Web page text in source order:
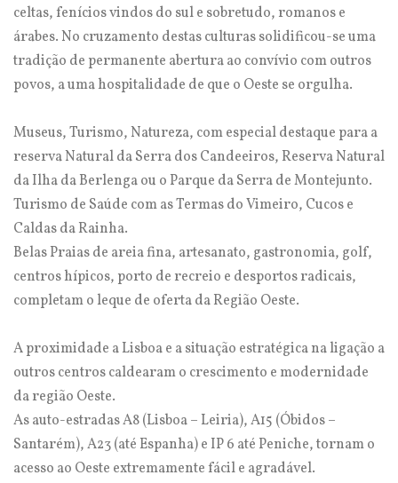
celtas, fenícios vindos do sul e sobretudo, romanos e
árabes. No cruzamento destas culturas solidificou-se uma
tradição de permanente abertura ao convívio com outros
povos, a uma hospitalidade de que o Oeste se orgulha.
Museus, Turismo, Natureza, com especial destaque para a
reserva Natural da Serra dos Candeeiros, Reserva Natural
da Ilha da Berlenga ou o Parque da Serra de Montejunto.
Turismo de Saúde com as Termas do Vimeiro, Cucos e
Caldas da Rainha.
Belas Praias de areia fina, artesanato, gastronomia, golf,
centros hípicos, porto de recreio e desportos radicais,
completam o leque de oferta da Região Oeste.
A proximidade a Lisboa e a situação estratégica na ligação a
outros centros caldearam o crescimento e modernidade
da região Oeste.
As auto-estradas A8 (Lisboa – Leiria), A15 (Óbidos –
Santarém), A23 (até Espanha) e IP 6 até Peniche, tornam o
acesso ao Oeste extremamente fácil e agradável.